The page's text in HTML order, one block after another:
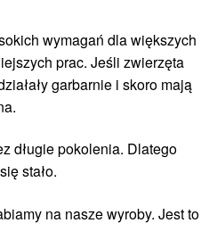
wymagań dla większych
prac. Jeśli zwierzęta
garbarnie i skoro mają
długie pokolenia. Dlatego
stało.
na nasze wyroby. Jest to